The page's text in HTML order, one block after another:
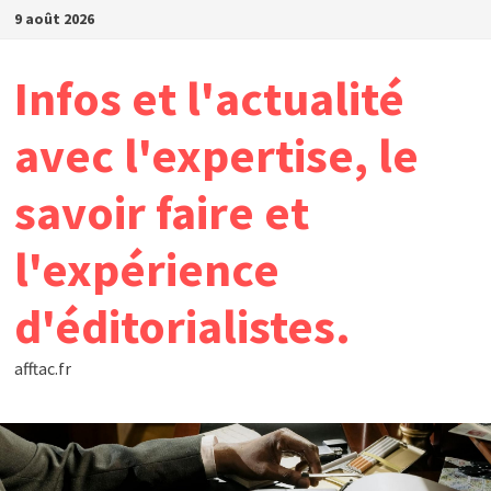
Passer
9 août 2026
Infos et l'actualité
avec l'expertise, le
savoir faire et
l'expérience
d'éditorialistes.
afftac.fr